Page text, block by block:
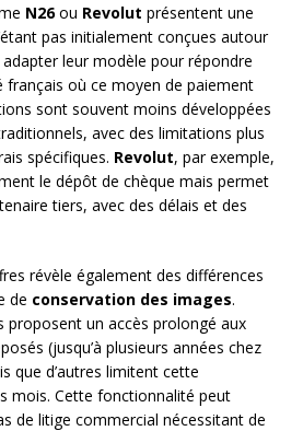
N26ou Revolut présentent une
pas initialement conçues autour
leur modèle pour répondre
français où ce moyen de paiement
sont souvent moins développées
avec des limitations plus
spécifiques. Revolut, par exemple,
le dépôt de chèque mais permet
tiers, avec des délais et des
révèle également des différences
de conservation des images.
proposent un accès prolongé aux
(jusqu’à plusieurs années chez
que d’autres limitent cette
mois. Cette fonctionnalité peut
de litige commercial nécessitant de